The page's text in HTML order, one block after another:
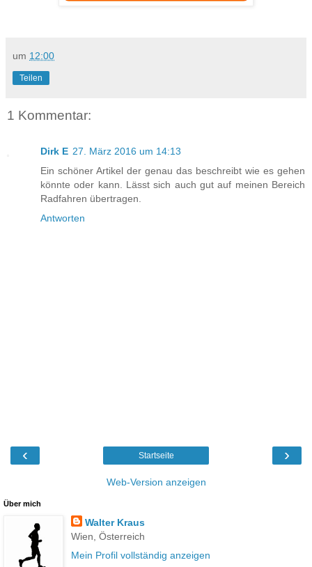
um 12:00
Teilen
1 Kommentar:
Dirk E 27. März 2016 um 14:13
Ein schöner Artikel der genau das beschreibt wie es gehen
könnte oder kann. Lässt sich auch gut auf meinen Bereich
Radfahren übertragen.
Antworten
‹ ›
Startseite
Web-Version anzeigen
Über mich
Walter Kraus
Wien, Österreich
Mein Profil vollständig anzeigen